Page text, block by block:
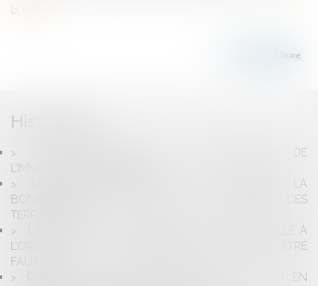
la suite
Historique
LE BANQUIER FACE À LA SAISIE PÉNALE DE
L’IMMEUBLE HYPOTHÉQUÉ
LES PRÊTS FACILITÉS POUR LE TOURISME : LA
BONNE NOUVELLE DE BPI ET DE LA BANQUE DES
TERRITOIRES
LA BANQUE QUI ENCAISSE UN CHÈQUE LIBELLÉ À
L’ORDRE DE DEUX BÉNÉFICIAIRE PEUT-ELLE ÊTRE
FAUTIVE ?
RAPPELS SUR LA RESPONSABILITÉ DU BANQUIER EN